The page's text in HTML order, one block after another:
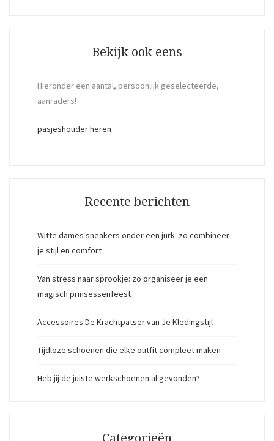
Bekijk ook eens
Hieronder een aantal, persoonlijk geselecteerde,
aanraders!
pasjeshouder heren
Recente berichten
Witte dames sneakers onder een jurk: zo combineer
je stijl en comfort
Van stress naar sprookje: zo organiseer je een
magisch prinsessenfeest
Accessoires De Krachtpatser van Je Kledingstijl
Tijdloze schoenen die elke outfit compleet maken
Heb jij de juiste werkschoenen al gevonden?